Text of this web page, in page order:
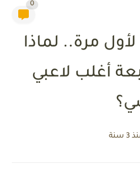
0
مرة.. لماذا
أغلب لاعبي
3 سنة